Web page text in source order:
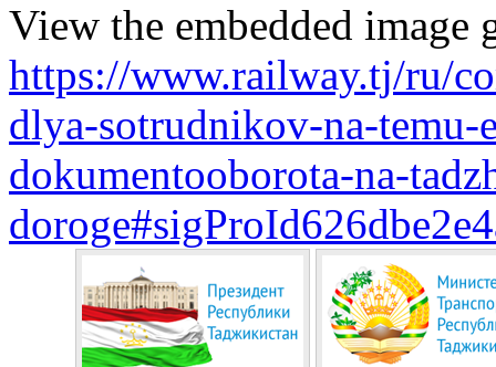
View the embedded image
https://www.railway.tj/ru/
dlya-sotrudnikov-na-temu-
dokumentooborota-na-